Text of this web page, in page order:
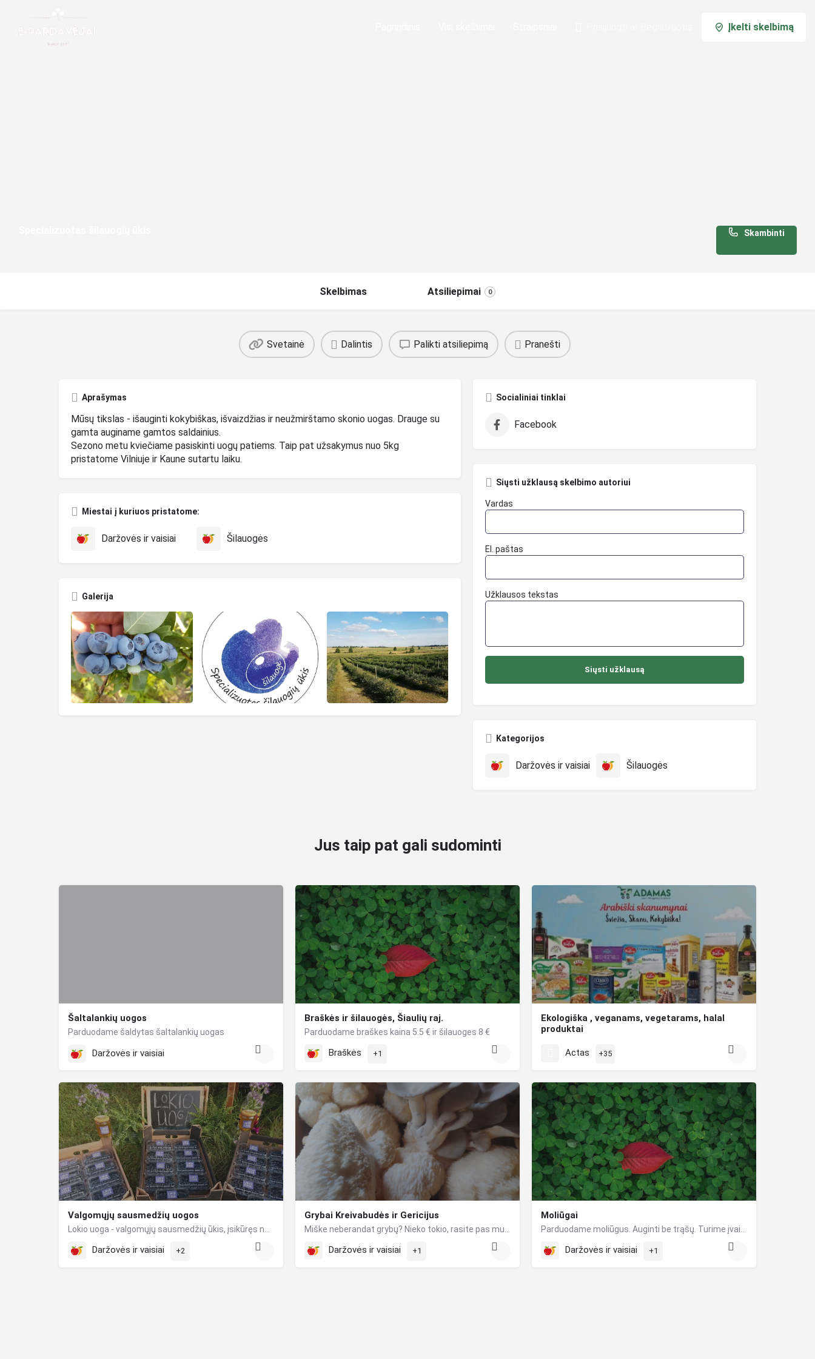
Įkelti skelbimą
Skambinti
Skelbimas Atsiliepimai 0
Svetainė Dalintis Palikti atsiliepimą Pranešti
Aprašymas
Mūsų tikslas - išauginti kokybiškas, išvaizdžias ir neužmirštamo skonio uogas. Drauge su
gamta auginame gamtos saldainius.
Sezono metu kviečiame pasiskinti uogų patiems. Taip pat užsakymus nuo 5kg
pristatome Vilniuje ir Kaune sutartu laiku.
Miestai į kuriuos pristatome:
Daržovės ir vaisiai Šilauogės
Galerija
Socialiniai tinklai
Facebook
Siųsti užklausą skelbimo autoriui
Vardas
El. paštas
Užklausos tekstas
Kategorijos
Daržovės ir vaisiai Šilauogės
Jus taip pat gali sudominti
Šaltalankių uogos
Parduodame šaldytas šaltalankių uogas
Daržovės ir vaisiai
Braškės ir šilauogės, Šiaulių raj.
Parduodame braškes kaina 5.5 € ir šilauoges 8 €
Braškės +1
Ekologiška , veganams, vegetarams, halal
produktai
Actas +35
Valgomųjų sausmedžių uogos
Daržovės ir vaisiai +2
Grybai Kreivabudės ir Gericijus
Daržovės ir vaisiai +1
Moliūgai
Daržovės ir vaisiai +1